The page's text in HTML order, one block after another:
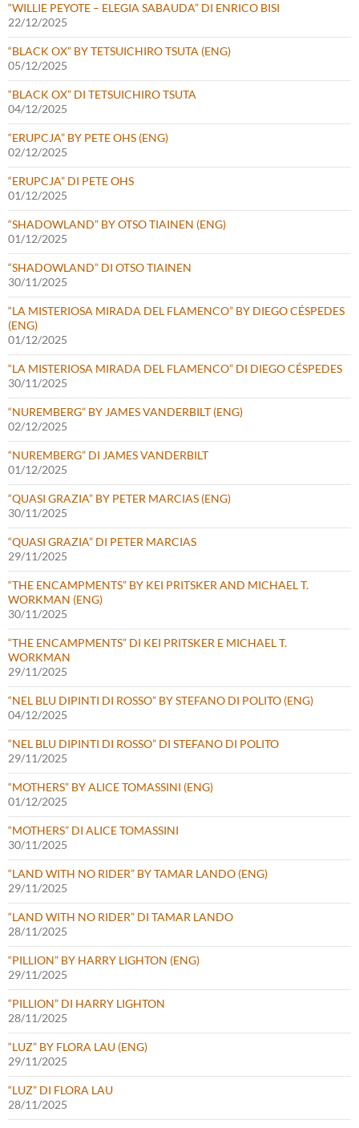
“WILLIE PEYOTE – ELEGIA SABAUDA” DI ENRICO BISI
22/12/2025
“BLACK OX” BY TETSUICHIRO TSUTA (ENG)
05/12/2025
“BLACK OX” DI TETSUICHIRO TSUTA
04/12/2025
“ERUPCJA” BY PETE OHS (ENG)
02/12/2025
“ERUPCJA” DI PETE OHS
01/12/2025
“SHADOWLAND” BY OTSO TIAINEN (ENG)
01/12/2025
“SHADOWLAND” DI OTSO TIAINEN
30/11/2025
“LA MISTERIOSA MIRADA DEL FLAMENCO” BY DIEGO CÉSPEDES
(ENG)
01/12/2025
“LA MISTERIOSA MIRADA DEL FLAMENCO” DI DIEGO CÉSPEDES
30/11/2025
“NUREMBERG” BY JAMES VANDERBILT (ENG)
02/12/2025
“NUREMBERG” DI JAMES VANDERBILT
01/12/2025
“QUASI GRAZIA” BY PETER MARCIAS (ENG)
30/11/2025
“QUASI GRAZIA” DI PETER MARCIAS
29/11/2025
“THE ENCAMPMENTS” BY KEI PRITSKER AND MICHAEL T.
WORKMAN (ENG)
30/11/2025
“THE ENCAMPMENTS” DI KEI PRITSKER E MICHAEL T.
WORKMAN
29/11/2025
“NEL BLU DIPINTI DI ROSSO” BY STEFANO DI POLITO (ENG)
04/12/2025
“NEL BLU DIPINTI DI ROSSO” DI STEFANO DI POLITO
29/11/2025
“MOTHERS” BY ALICE TOMASSINI (ENG)
01/12/2025
“MOTHERS” DI ALICE TOMASSINI
30/11/2025
“LAND WITH NO RIDER” BY TAMAR LANDO (ENG)
29/11/2025
“LAND WITH NO RIDER” DI TAMAR LANDO
28/11/2025
“PILLION” BY HARRY LIGHTON (ENG)
29/11/2025
“PILLION” DI HARRY LIGHTON
28/11/2025
“LUZ” BY FLORA LAU (ENG)
29/11/2025
“LUZ” DI FLORA LAU
28/11/2025